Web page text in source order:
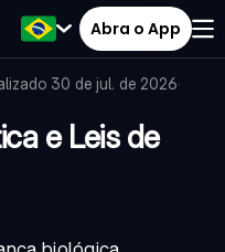
Abra o App
30 de jul. de 2026·
e Leis de